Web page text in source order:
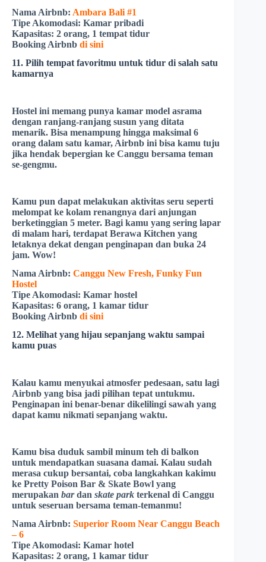
Nama Airbnb: Ambara Bali #1
Tipe Akomodasi: Kamar pribadi
Kapasitas: 2 orang, 1 tempat tidur
Booking Airbnb di sini
11. Pilih tempat favoritmu untuk tidur di salah satu
kamarnya
Hostel ini memang punya kamar model asrama
dengan ranjang-ranjang susun yang ditata
menarik. Bisa menampung hingga maksimal 6
orang dalam satu kamar, Airbnb ini bisa kamu tuju
jika hendak bepergian ke Canggu bersama teman
se-gengmu.
Kamu pun dapat melakukan aktivitas seru seperti
melompat ke kolam renangnya dari anjungan
berketinggian 5 meter. Bagi kamu yang sering lapar
di malam hari, terdapat Berawa Kitchen yang
letaknya dekat dengan penginapan dan buka 24
jam. Wow!
Nama Airbnb: Canggu New Fresh, Funky Fun
Hostel
Tipe Akomodasi: Kamar hostel
Kapasitas: 6 orang, 1 kamar tidur
Booking Airbnb di sini
12. Melihat yang hijau sepanjang waktu sampai
kamu puas
Kalau kamu menyukai atmosfer pedesaan, satu lagi
Airbnb yang bisa jadi pilihan tepat untukmu.
Penginapan ini benar-benar dikelilingi sawah yang
dapat kamu nikmati sepanjang waktu.
Kamu bisa duduk sambil minum teh di balkon
untuk mendapatkan suasana damai. Kalau sudah
merasa cukup bersantai, coba langkahkan kakimu
ke Pretty Poison Bar & Skate Bowl yang
merupakan bardan skate park terkenal di Canggu
untuk seseruan bersama teman-temanmu!
Nama Airbnb: Superior Room Near Canggu Beach
– 6
Tipe Akomodasi: Kamar hotel
Kapasitas: 2 orang, 1 kamar tidur